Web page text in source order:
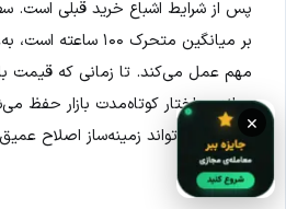
بر میانگین متحرک
مهم عمل می‌کند. تا زمانی که قیمت
بماند، ساختار کوتاه‌مدت بازار حفظ
حمایت می‌تواند زمینه‌ساز اصلاح
×